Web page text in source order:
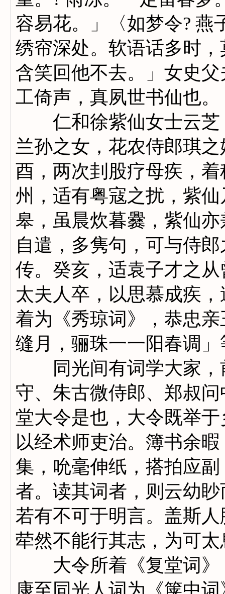
容易花。」〈如梦令? 燕
绣帘深处。软语话多时
含笑回他不去。」女史
工倚声，真夙世书仙也。
仁和徐紫仙女士云芝
兰孙之女，花农侍郎琪
酉，两次刲股疗母疾，
州，适有粤寇之扰，紫
皋，虽晨炊暮爨，紫仙
自遣，多隽句，可与侍
传。癸亥，适袁子才之
太夫人卒，以思慕成疾
着为《秀琼词》，恭忠
缝月，骊珠一一阳春调」
同光间有词学大家，
守、朱古微侍郎、郑叔
堂大令是也，大令既举
以经术师吏治。簿书余
集，吮毫伸纸，搭拍应
者。读其词者，则云幼
若有不可于明言。盖斯
荦然不能行其志，为可太
大令所着《复堂词》
康至同光人词为《箧中